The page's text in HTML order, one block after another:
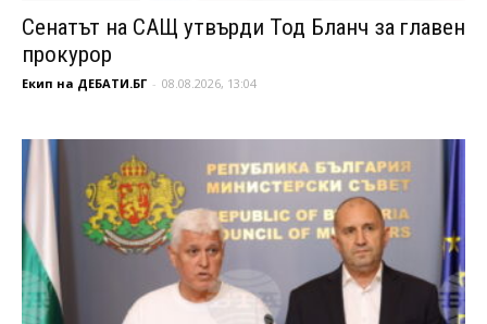
Сенатът на САЩ утвърди Тод Бланч за главен
прокурор
Екип на ДЕБАТИ.БГ - 08.08.2026, 13:04